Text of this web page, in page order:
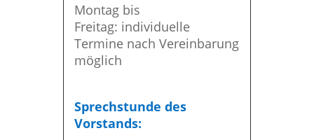
Montag bis
Freitag: individuelle
Termine nach Vereinbarung
möglich
Sprechstunde des
Vorstands: